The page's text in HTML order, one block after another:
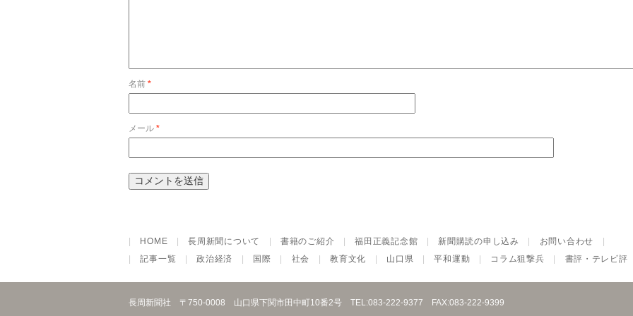
名前 *
メール *
HOME |長周新聞について |書籍のご紹介 |福田正義記念館 新聞購読の申し込み お問い合わせ
|記事一覧 |政治経済 国際 社会 |教育文化 山口県 |平和運動 コラム狙撃兵 書評・テレビ評
長周新聞社 〒750-0008 山口県下関市田中町10番2号 TEL:083-222-9377 FAX:083-222-9399